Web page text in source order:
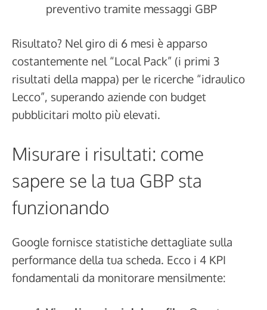
preventivo tramite messaggi GBP
Risultato? Nel giro di 6 mesi è apparso
costantemente nel “Local Pack” (i primi 3
risultati della mappa) per le ricerche “idraulico
Lecco”, superando aziende con budget
pubblicitari molto più elevati.
Misurare i risultati: come
sapere se la tua GBP sta
funzionando
Google fornisce statistiche dettagliate sulla
performance della tua scheda. Ecco i 4 KPI
fondamentali da monitorare mensilmente: